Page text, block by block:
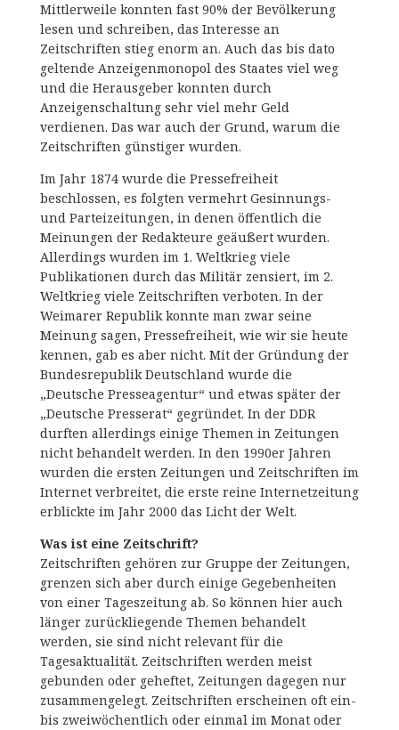
Mittlerweile konnten fast 90% der Bevölkerung
lesen und schreiben, das Interesse an
Zeitschriften stieg enorm an. Auch das bis dato
geltende Anzeigenmonopol des Staates viel weg
und die Herausgeber konnten durch
Anzeigenschaltung sehr viel mehr Geld
verdienen. Das war auch der Grund, warum die
Zeitschriften günstiger wurden.
Im Jahr 1874 wurde die Pressefreiheit
beschlossen, es folgten vermehrt Gesinnungs-
und Parteizeitungen, in denen öffentlich die
Meinungen der Redakteure geäußert wurden.
Allerdings wurden im 1. Weltkrieg viele
Publikationen durch das Militär zensiert, im 2.
Weltkrieg viele Zeitschriften verboten. In der
Weimarer Republik konnte man zwar seine
Meinung sagen, Pressefreiheit, wie wir sie heute
kennen, gab es aber nicht. Mit der Gründung der
Bundesrepublik Deutschland wurde die
„Deutsche Presseagentur“ und etwas später der
„Deutsche Presserat“ gegründet. In der DDR
durften allerdings einige Themen in Zeitungen
nicht behandelt werden. In den 1990er Jahren
wurden die ersten Zeitungen und Zeitschriften im
Internet verbreitet, die erste reine Internetzeitung
erblickte im Jahr 2000 das Licht der Welt.
Was ist eine Zeitschrift?
Zeitschriften gehören zur Gruppe der Zeitungen,
grenzen sich aber durch einige Gegebenheiten
von einer Tageszeitung ab. So können hier auch
länger zurückliegende Themen behandelt
werden, sie sind nicht relevant für die
Tagesaktualität. Zeitschriften werden meist
gebunden oder geheftet, Zeitungen dagegen nur
zusammengelegt. Zeitschriften erscheinen oft ein-
bis zweiwöchentlich oder einmal im Monat oder